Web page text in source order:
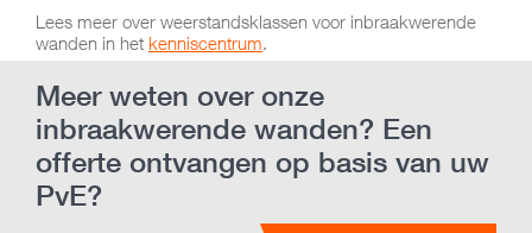
Lees meer over weerstandsklassen voor inbraakwerende
wanden in het kenniscentrum.
Meer weten over onze
inbraakwerende wanden? Een
offerte ontvangen op basis van uw
PvE?